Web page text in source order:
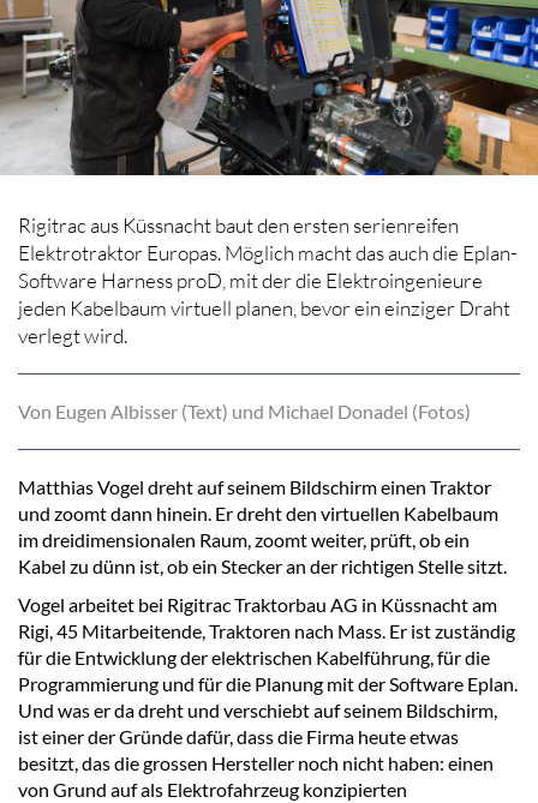
Rigitrac aus Küssnacht baut den ersten serienreifen
Elektrotraktor Europas. Möglich macht das auch die Eplan-
Software Harness proD, mit der die Elektroingenieure
jeden Kabelbaum virtuell planen, bevor ein einziger Draht
verlegt wird.
Von Eugen Albisser (Text) und Michael Donadel (Fotos)
Matthias Vogel dreht auf seinem Bildschirm einen Traktor
und zoomt dann hinein. Er dreht den virtuellen Kabelbaum
im dreidimensionalen Raum, zoomt weiter, prüft, ob ein
Kabel zu dünn ist, ob ein Stecker an der richtigen Stelle sitzt.
Vogel arbeitet bei Rigitrac Traktorbau AG in Küssnacht am
Rigi, 45 Mitarbeitende, Traktoren nach Mass. Er ist zuständig
für die Entwicklung der elektrischen Kabelführung, für die
Programmierung und für die Planung mit der Software Eplan.
Und was er da dreht und verschiebt auf seinem Bildschirm,
ist einer der Gründe dafür, dass die Firma heute etwas
besitzt, das die grossen Hersteller noch nicht haben: einen
von Grund auf als Elektrofahrzeug konzipierten